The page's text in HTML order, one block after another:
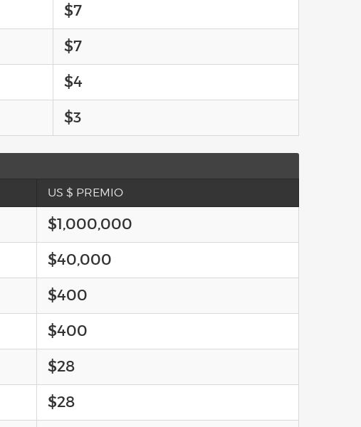
$7
$7
$4
$3
US $ PREMIO
$1,000,000
$40,000
$400
$400
$28
$28